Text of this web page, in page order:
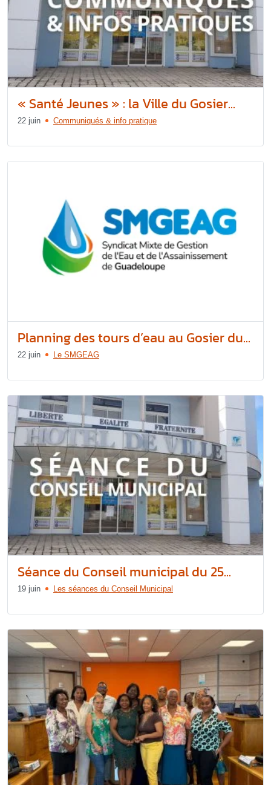
« Santé Jeunes » : la Ville du Gosier...
22 juin Communiqués & info pratique
Planning des tours d’eau au Gosier du...
22 juin Le SMGEAG
Séance du Conseil municipal du 25...
19 juin Les séances du Conseil Municipal